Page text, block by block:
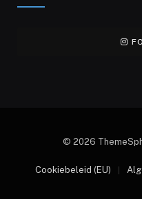
© 2026
Cookiebeleid (EU)